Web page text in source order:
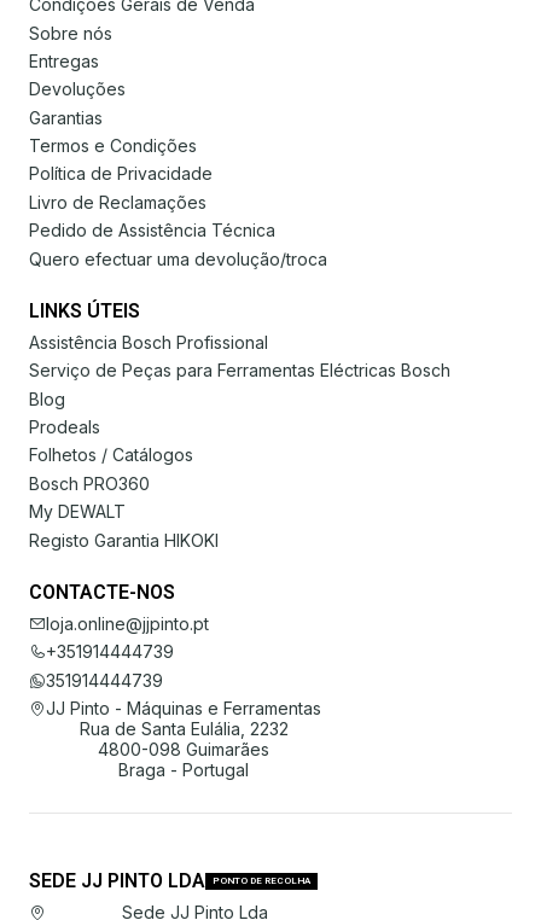
Condições Gerais de Venda
Sobre nós
Entregas
Devoluções
Garantias
Termos e Condições
Política de Privacidade
Livro de Reclamações
Pedido de Assistência Técnica
Quero efectuar uma devolução/troca
LINKS ÚTEIS
Assistência Bosch Profissional
Serviço de Peças para Ferramentas Eléctricas Bosch
Blog
Prodeals
Folhetos / Catálogos
Bosch PRO360
My DEWALT
Registo Garantia HIKOKI
CONTACTE-NOS
loja.online@jjpinto.pt
+351914444739
351914444739
JJ Pinto - Máquinas e Ferramentas
Rua de Santa Eulália, 2232
4800-098 Guimarães
Braga - Portugal
SEDE JJ PINTO LDA PONTO DE RECOLHA
Sede JJ Pinto Lda